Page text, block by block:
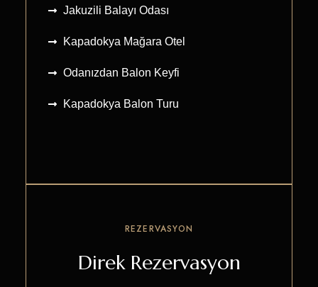
Jakuzili Balayı Odası
Kapadokya Mağara Otel
Odanızdan Balon Keyfi
Kapadokya Balon Turu
REZERVASYON
Direk Rezervasyon